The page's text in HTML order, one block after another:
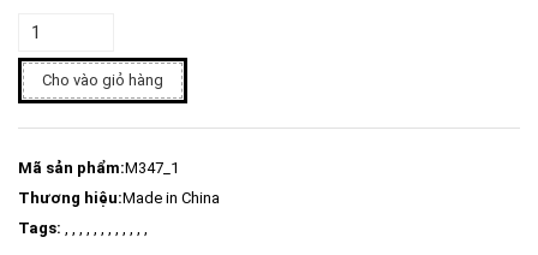
Cho vào giỏ hàng
Mã sản phẩm:M347_1
Thương hiệu:Made in China
Tags: , , , , , , , , , , , ,